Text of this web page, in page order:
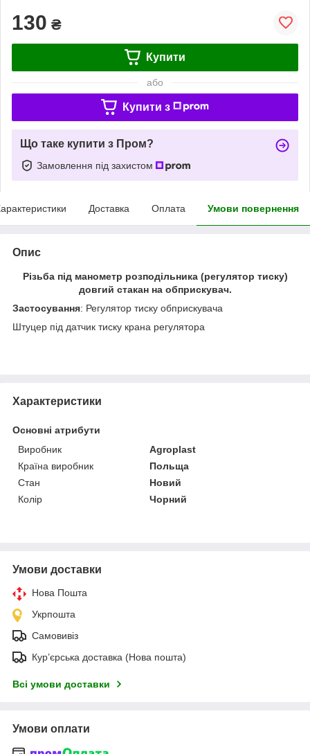
130 ₴
Купити
або
Купити з
Що таке купити з Пром?
Замовлення під захистом
Доставка Оплата Умови повернення
Опис
Різьба під манометр розподільника (регулятор тиску)
довгий стакан на обприскувач.
Застосування: Регулятор тиску обприскувача
Штуцер під датчик тиску крана регулятора
Характеристики
Основні атрибути
Виробник
Agroplast
Країна виробник
Польща
Стан
Новий
Колір
Чорний
Умови доставки
Нова Пошта
Укрпошта
Самовивіз
Кур’єрська доставка (Нова пошта)
Всі умови доставки
Умови оплати